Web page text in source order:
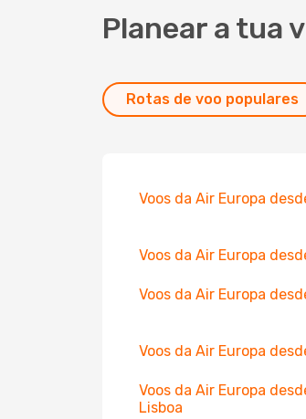
Planear a tua
Rotas de voo populares
Voos da Air Europa
Voos da Air Europa
Voos da Air Europa
Voos da Air Europa
Voos da Air Europa
Lisboa